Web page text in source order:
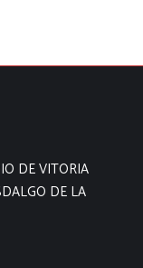
DE VITORIA
DE LA